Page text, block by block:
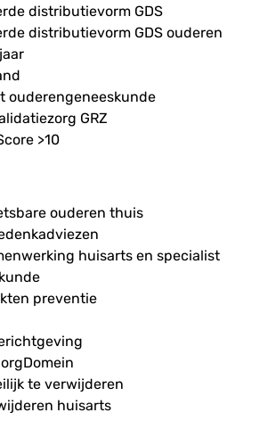
distributievorm GDS
distributievorm GDS ouderen
ouderengeneeskunde
GRZ
>10
ouderen thuis
huisarts en specialist
preventie
te verwijderen
huisarts